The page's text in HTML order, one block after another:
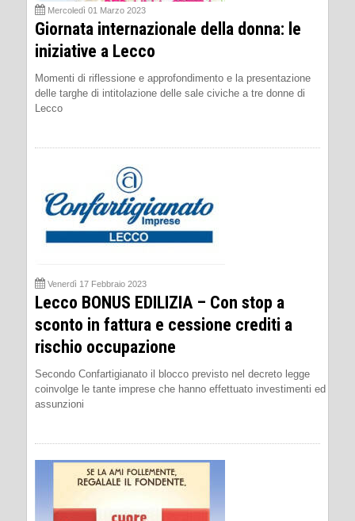
Mercoledì 01 Marzo 2023
Giornata internazionale della donna: le
iniziative a Lecco
Momenti di riflessione e approfondimento e la presentazione
delle targhe di intitolazione delle sale civiche a tre donne di
Lecco
Venerdì 17 Febbraio 2023
Lecco BONUS EDILIZIA – Con stop a
sconto in fattura e cessione crediti a
rischio occupazione
Secondo Confartigianato il blocco previsto nel decreto legge
coinvolge le tante imprese che hanno effettuato investimenti ed
assunzioni